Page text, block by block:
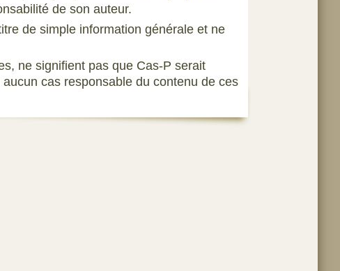
de son auteur.
de simple information générale et ne
ne signifient pas que Cas-P serait
cas responsable du contenu de ces